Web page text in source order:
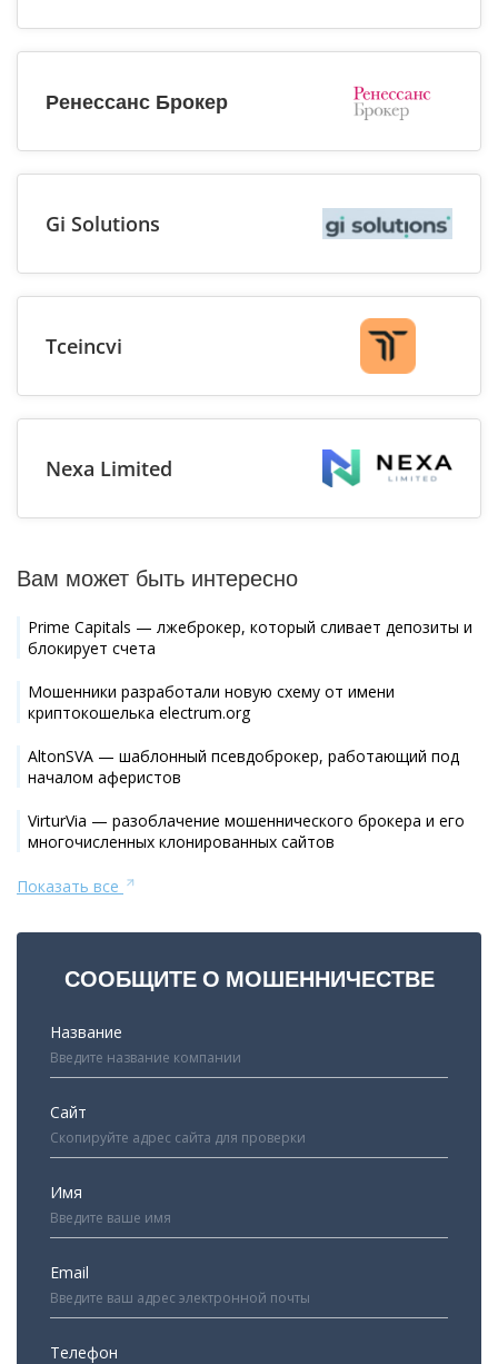
Ренессанс Брокер
Gi Solutions
Tceincvi
Nexa Limited
Вам может быть интересно
Prime Capitals — лжеброкер, который сливает депозиты и
блокирует счета
Мошенники разработали новую схему от имени
криптокошелька electrum.org
AltonSVA — шаблонный псевдоброкер, работающий под
началом аферистов
VirturVia — разоблачение мошеннического брокера и его
многочисленных клонированных сайтов
Показать все
СООБЩИТЕ О МОШЕННИЧЕСТВЕ
Название
Сайт
Имя
Email
Телефон